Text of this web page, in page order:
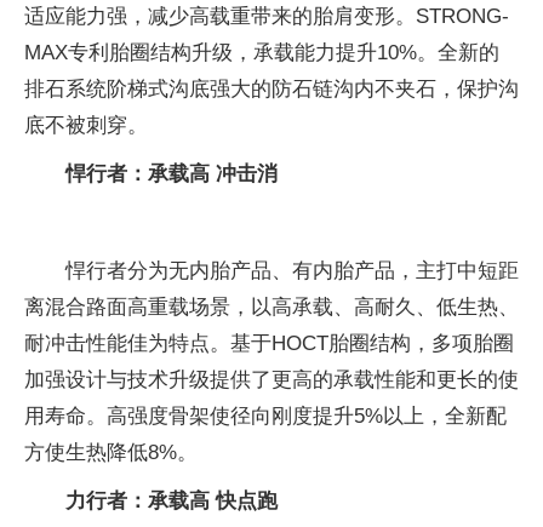
适应能力强，减少高载重带来的胎肩变形。STRONG-
MAX专利胎圈结构升级，承载能力提升10%。全新的
排石系统阶梯式沟底强大的防石链沟内不夹石，保护沟
底不被刺穿。
悍行者：承载高 冲击消
悍行者分为无内胎产品、有内胎产品，主打中短距
离混合路面高重载场景，以高承载、高耐久、低生热、
耐冲击性能佳为特点。基于HOCT胎圈结构，多项胎圈
加强设计与技术升级提供了更高的承载性能和更长的使
用寿命。高强度骨架使径向刚度提升5%以上，全新配
方使生热降低8%。
力行者：承载高 快点跑